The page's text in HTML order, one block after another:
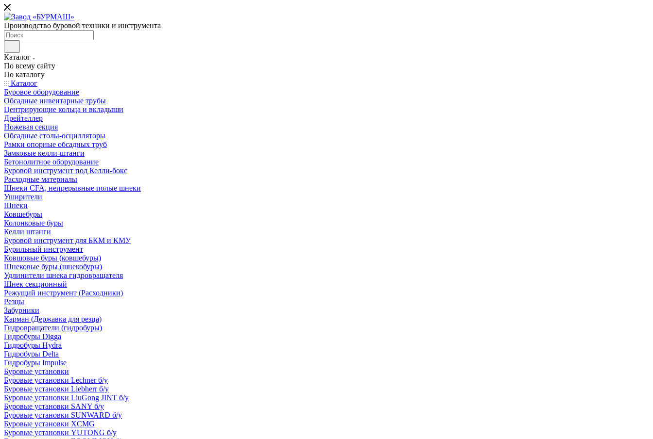
Производство буровой техники и инструмента
Каталог
По всему сайту
По каталогу
Каталог
Буровое оборудование
Обсадные инвентарные трубы
Центрирующие кольца и вкладыши
Дрейтеллер
Ножевая секция
Обсадные столы-осцилляторы
Рамки опорные обсадных труб
Замковые келли-штанги
Бетонолитное оборудование
Буровой инструмент под Келли-бокс
Расходные материалы
Шнеки CFA, непрерывные полые шнеки
Уширители
Шнеки
Ковшебуры
Колонковые буры
Келли штанги
Буровой инструмент для БКМ и КМУ
Бурильный инструмент
Ковшовые буры (ковшебуры)
Шнековые буры (шнекобуры)
Удлинители шнека гидровращателя
Шнек секционный
Режущий инструмент (Расходники)
Резцы
Забурники
Карман (Державка для резца)
Гидровращатели (гидробуры)
Гидробуры Digga
Гидробуры Hydra
Гидробуры Delta
Гидробуры Impulse
Буровые установки
Буровые установки Lechner б/у
Буровые установки Liebherr б/у
Буровые установки LiuGong JINT б/у
Буровые установки SANY б/у
Буровые установки SUNWARD б/у
Буровые установки XCMG
Буровые установки YUTONG б/у